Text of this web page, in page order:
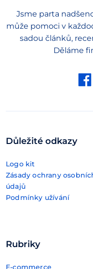
Jsme parta
může pomoci v
sadou článků,
Děláme
Důležité odkazy
Logo kit
Zásady ochrany
údajů
Podmínky užívání
Rubriky
E-commerce